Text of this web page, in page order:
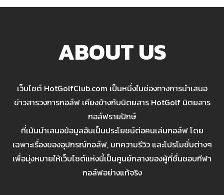
ABOUT US
เว็บไซต์ HotGolfClub.com เป็นหนึ่งในช่องทางการนำเสนอ
ข่าวสารวงการกอล์ฟ เคียงข้างกับนิตยสาร HotGolf นิตยสาร
กอล์ฟรายปักษ์
ที่เน้นนำเสนอข้อมูลอันเป็นประโยชน์ต่อคนเล่นกอล์ฟ โดย
เฉพาะเรื่องของอุปกรณ์กอล์ฟ, บทความรีวิว และโปรโมชั่นต่างๆ
เพื่อมุ่งหมายให้เว็บไซต์แห่งนี้เป็นศูนย์กลางของผู้ที่ชื่นชอบกีฬา
กอล์ฟอย่างแท้จริง